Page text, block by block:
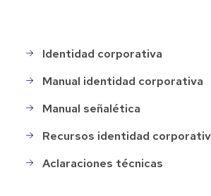
Identidad
corporativa
Identidad corporativa
Manual identidad corporativa
Manual señalética
Recursos identidad
Aclaraciones técnicas